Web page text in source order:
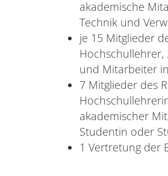
akademische
Technik und
je 15 Mitglieder
und Mitarbeiter
7 Mitglieder des
akademischer
Studentin oder
1 Vertretung der